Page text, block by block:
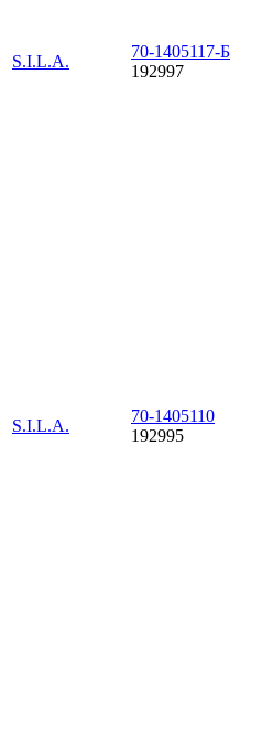
S.I.L.A.
70-1405117-Б
192997
S.I.L.A.
70-1405110
192995